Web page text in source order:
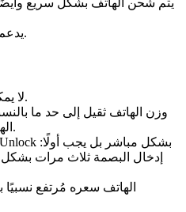
• يدعم تغيير الصوت خلال لعبة بابجي.
• لا يمكن تزويد الهاتف بذاكرة خارجية.
الهاتف أكبر نسبيًا من باقي الهواتف.
إدخال البصمة ثلاث مرات